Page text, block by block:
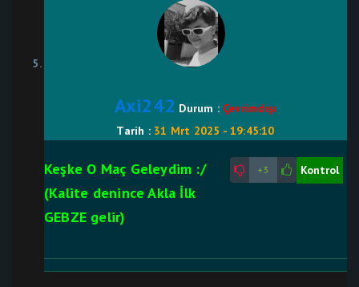
Axi242 Durum : Çevrimdışı
Tarih : 31 Mrt 2025 - 19:45:10
+3 Kontrol
Keşke O Maç Geleydim :/
(Kalite denince Akla İlk
GEBZE gelir)